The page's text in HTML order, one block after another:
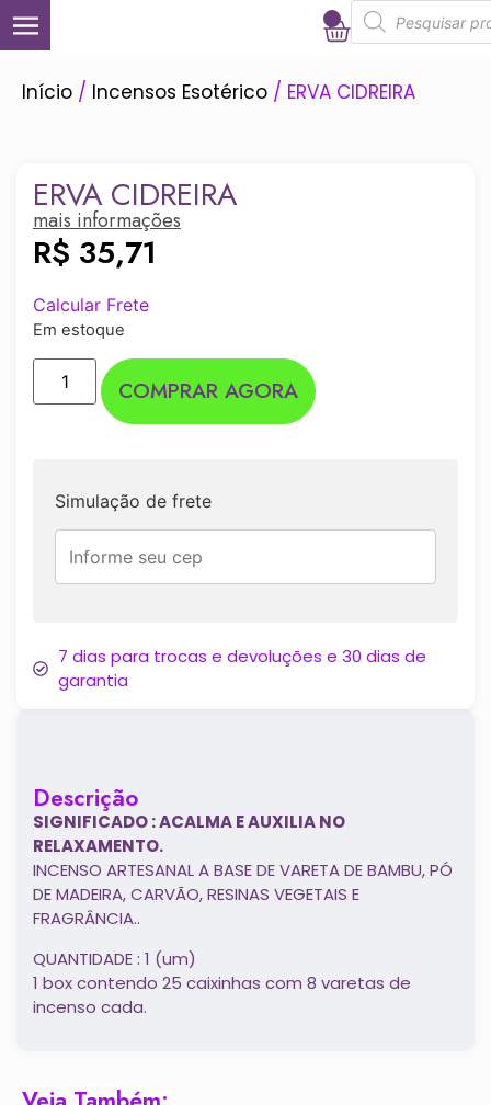
Início / Incensos Esotérico / ERVA CIDREIRA
Descrição
SIGNIFICADO : ACALMA E AUXILIA NO
RELAXAMENTO.
INCENSO ARTESANAL A BASE DE VARETA DE BAMBU, PÓ
DE MADEIRA, CARVÃO, RESINAS VEGETAIS E
FRAGRÂNCIA..
QUANTIDADE : 1 (um)
1 box contendo 25 caixinhas com 8 varetas de
incenso cada.
ERVA CIDREIRA
mais informações
R$ 35,71
Calcular Frete
Em estoque
COMPRAR AGORA
Simulação de frete
7 dias para trocas e devoluções e 30 dias de
garantia